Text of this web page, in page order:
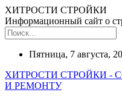
ХИТРОСТИ СТРОЙКИ
Информационный сайт о
Пятница, 7 августа,
ХИТРОСТИ СТРОЙКИ -
И РЕМОНТУ